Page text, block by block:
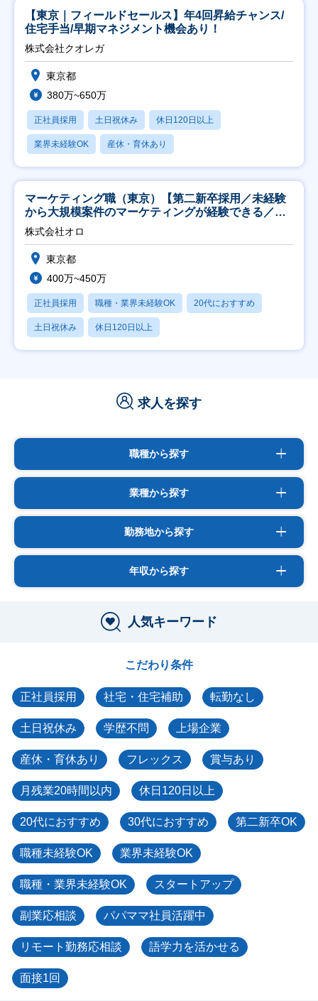
【東京｜フィールドセールス】年4回昇給チャンス/
住宅手当/早期マネジメント機会あり！
株式会社クオレガ
東京都
380万~650万
正社員採用 土日祝休み 休日120日以上
業界未経験OK 産休・育休あり
マーケティング職（東京）【第二新卒採用／未経験
から大規模案件のマーケティングが経験できる／研
修充実】
株式会社オロ
東京都
400万~450万
正社員採用 職種・業界未経験OK 20代におすすめ
土日祝休み 休日120日以上
求人を探す
職種から探す
業種から探す
勤務地から探す
年収から探す
人気キーワード
こだわり条件
正社員採用 社宅・住宅補助 転勤なし
土日祝休み 学歴不問 上場企業
産休・育休あり フレックス 賞与あり
月残業20時間以内 休日120日以上
20代におすすめ 30代におすすめ 第二新卒OK
職種未経験OK 業界未経験OK
職種・業界未経験OK スタートアップ
副業応相談 パパママ社員活躍中
リモート勤務応相談 語学力を活かせる
面接1回